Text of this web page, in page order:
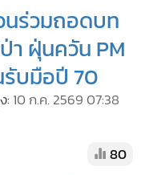
นร่วมถอดบท
า ฝุ่นควัน PM
บมือปี 70
: 10 ก.ค. 2569 07:38
80